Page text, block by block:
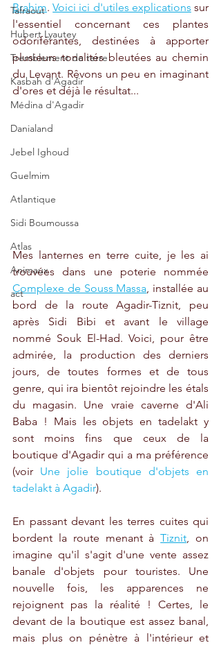
Tafraout
Hubert Lyautey
Tremblement de terre
Kasbah d'Agadir
Médina d'Agadir
Danialand
Jebel Ighoud
Guelmim
Atlantique
Sidi Boumoussa
Atlas
Animaux
act
Brahim. Voici ici d'utiles explications sur
l'essentiel concernant ces plantes
odoriférantes, destinées à apporter
plusieurs tonalités bleutées au chemin
du Levant. Rêvons un peu en imaginant
d'ores et déjà le résultat...
Mes lanternes en terre cuite, je les ai
Complexe de Souss Massa, installée au
bord de la route Agadir-Tiznit, peu
après Sidi Bibi et avant le village
nommé Souk El-Had. Voici, pour être
admirée, la production des derniers
jours, de toutes formes et de tous
genre, qui ira bientôt rejoindre les étals
du magasin. Une vraie caverne d'Ali
Baba ! Mais les objets en tadelakt y
sont moins fins que ceux de la
boutique d'Agadir qui a ma préférence
(voir Une jolie boutique d'objets en
tadelakt à Agadir).
En passant devant les terres cuites qui
bordent la route menant à Tiznit, on
imagine qu'il s'agit d'une vente assez
banale d'objets pour touristes. Une
nouvelle fois, les apparences ne
rejoignent pas la réalité ! Certes, le
devant de la boutique est assez banal,
mais plus on pénètre à l'intérieur et